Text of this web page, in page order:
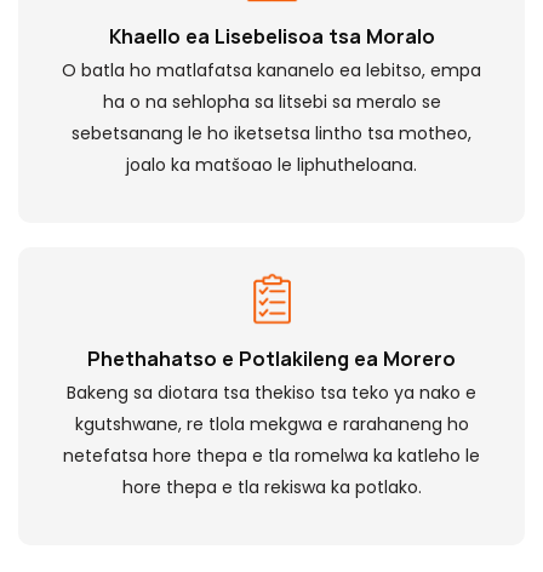
Khaello ea Lisebelisoa tsa Moralo
O batla ho matlafatsa kananelo ea lebitso, empa
ha o na sehlopha sa litsebi sa meralo se
sebetsanang le ho iketsetsa lintho tsa motheo,
joalo ka matšoao le liphutheloana.
Phethahatso e Potlakileng ea Morero
Bakeng sa diotara tsa thekiso tsa teko ya nako e
kgutshwane, re tlola mekgwa e rarahaneng ho
netefatsa hore thepa e tla romelwa ka katleho le
hore thepa e tla rekiswa ka potlako.